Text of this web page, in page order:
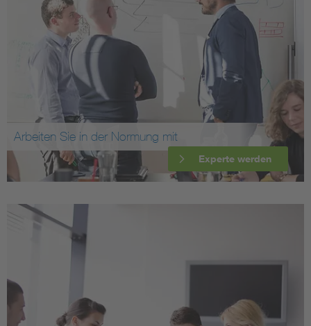
Arbeiten Sie in der Normung mit
Experte werden